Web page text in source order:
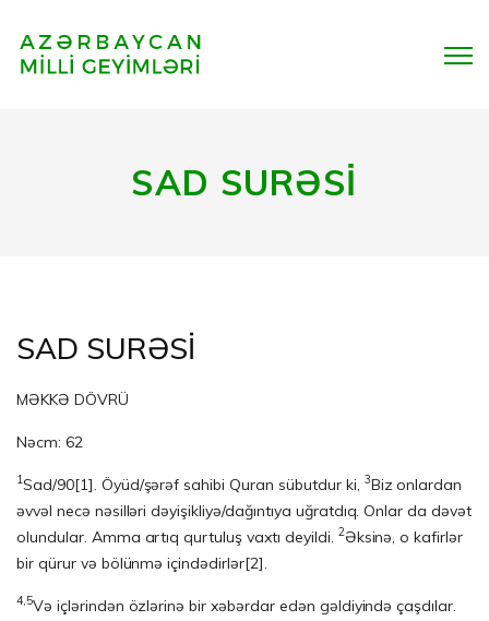
SAD SURƏSİ
SAD SURƏSİ
MƏKKƏ DÖVRÜ
Nəcm: 62
1Sad/90[1]. Öyüd/şərəf sahibi Quran sübutdur ki, 3Biz onlardan
əvvəl necə nəsilləri dəyişikliyə/dağıntıya uğratdıq. Onlar da dəvət
olundular. Amma artıq qurtuluş vaxtı deyildi. 2Əksinə, o kafirlər
bir qürur və bölünmə içindədirlər[2].
4,5Və içlərindən özlərinə bir xəbərdar edən gəldiyində çaşdılar.